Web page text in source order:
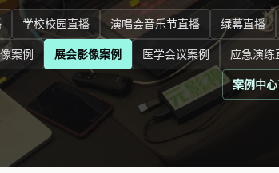
学校校园直播 演唱会音乐节直播 绿幕直播
案例 展会影像案例 医学会议案例
应急演练
案例中